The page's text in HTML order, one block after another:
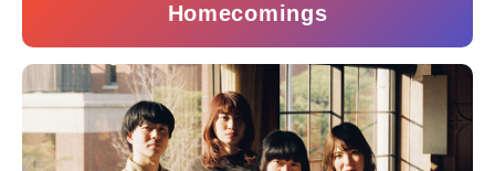
Homecomings